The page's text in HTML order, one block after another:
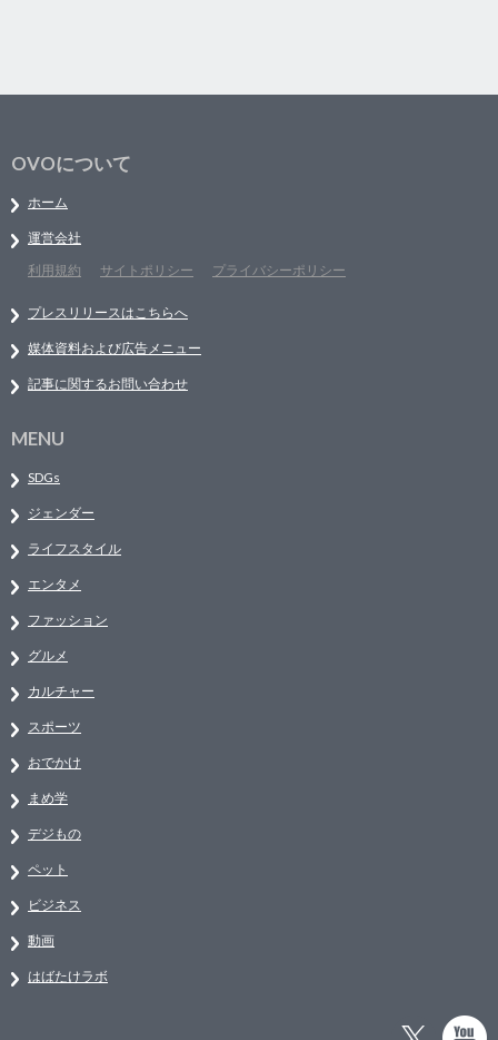
OVOについて
ホーム
運営会社
利用規約
サイトポリシー プライバシーポリシー
プレスリリースはこちらへ
媒体資料および広告メニュー
記事に関するお問い合わせ
MENU
SDGs
ジェンダー
ライフスタイル
エンタメ
ファッション
グルメ
カルチャー
スポーツ
おでかけ
まめ学
デジもの
ペット
ビジネス
動画
はばたけラボ